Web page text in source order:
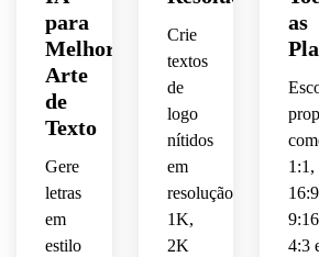
limpo
claro,
sombra
alto
contraste,
visual
inclinadas,
contorno
sensação
levemente
dramático,
blockbuster,
para
Melhor
Arte
de
Texto
Gere
letras
em
estilo
Crie
textos
de
logo
nítidos
em
resolução
1K,
2K
as
1:1,
4:3